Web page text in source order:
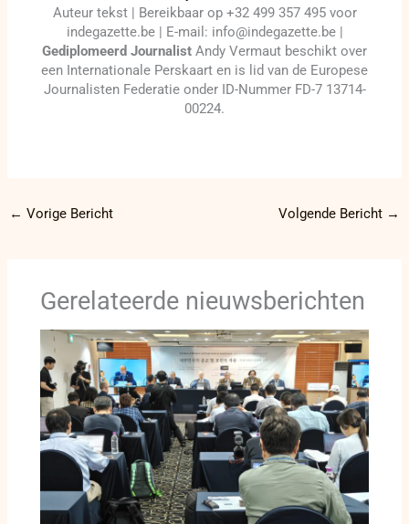
Auteur tekst | Bereikbaar op +32 499 357 495 voor
indegazette.be | E-mail: info@indegazette.be |
Gediplomeerd Journalist Andy Vermaut beschikt over
een Internationale Perskaart en is lid van de Europese
Journalisten Federatie onder ID-Nummer FD-7 13714-
00224.
← Vorige Bericht Volgende Bericht →
Gerelateerde nieuwsberichten